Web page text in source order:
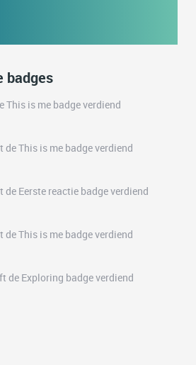
badges
This is me badge verdiend
de This is me badge verdiend
de Eerste reactie badge verdiend
de This is me badge verdiend
de Exploring badge verdiend